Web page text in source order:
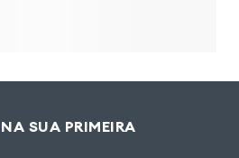
SUA PRIMEIRA